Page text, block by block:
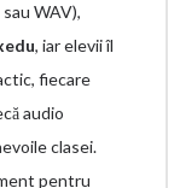
WAV),
, iar elevii îl
fiecare
audio
clasei.
pentru